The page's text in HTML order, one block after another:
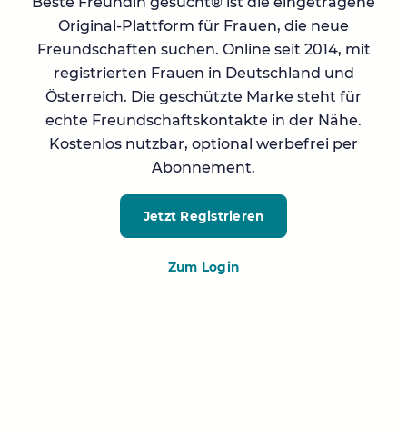
Original-Plattform für Frauen, die neue
Freundschaften suchen. Online seit 2014, mit
registrierten Frauen in Deutschland und
Österreich. Die geschützte Marke steht für
echte Freundschaftskontakte in der Nähe.
Kostenlos nutzbar, optional werbefrei per
Abonnement.
Jetzt Registrieren
Zum Login